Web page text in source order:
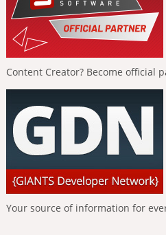
Content Creator? Become official
Your source of information for